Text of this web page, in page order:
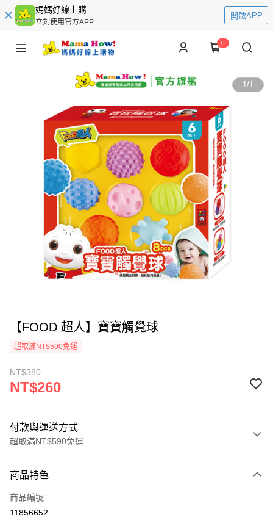
媽媽好線上購
立刻使用官方APP
開啟APP
0
1/1
【FOOD 超人】寶寶觸覺球
超取滿NT$590免運
NT$380
NT$260
付款與運送方式
超取滿NT$590免運
信用卡一次付款
超商取貨付款
商品特色
商品編號
11856652